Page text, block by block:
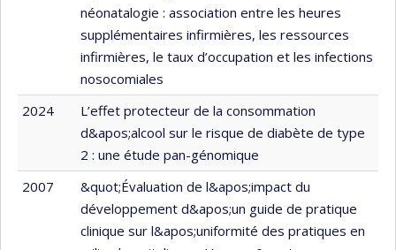
néonatalogie : association entre les heures
supplémentaires infirmières, les ressources
infirmières, le taux d’occupation et les infections
nosocomiales
2024
L’effet protecteur de la consommation
d&apos;alcool sur le risque de diabète de type
2 : une étude pan-génomique
2007
&quot;Évaluation de l&apos;impact du
développement d&apos;un guide de pratique
clinique sur l&apos;uniformité des pratiques en